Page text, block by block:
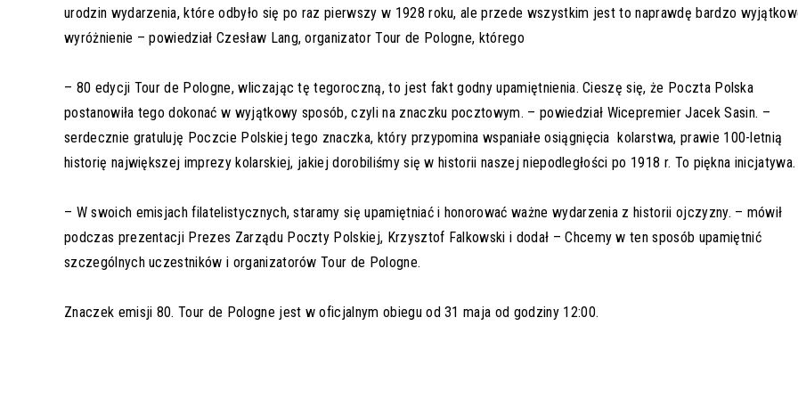
urodzin wydarzenia, które odbyło się po raz pierwszy w 1928 roku, ale przede wszystkim jest to naprawdę bardzo
wyróżnienie – powiedział Czesław Lang, organizator Tour de Pologne, którego
– 80 edycji Tour de Pologne, wliczając tę tegoroczną, to jest fakt godny upamiętnienia. Cieszę się, że Poczta Polska
postanowiła tego dokonać w wyjątkowy sposób, czyli na znaczku pocztowym. – powiedział Wicepremier Jacek Sasin. –
serdecznie gratuluję Poczcie Polskiej tego znaczka, który przypomina wspaniałe osiągnięcia kolarstwa, prawie 100-letnią
historię największej imprezy kolarskiej, jakiej dorobiliśmy się w historii naszej niepodległości po 1918 r. To piękna inicjatywa.
– W swoich emisjach filatelistycznych, staramy się upamiętniać i honorować ważne wydarzenia z historii ojczyzny. – mówił
podczas prezentacji Prezes Zarządu Poczty Polskiej, Krzysztof Falkowski i dodał – Chcemy w ten sposób upamiętnić
szczególnych uczestników i organizatorów Tour de Pologne.
Znaczek emisji 80. Tour de Pologne jest w oficjalnym obiegu od 31 maja od godziny 12:00.